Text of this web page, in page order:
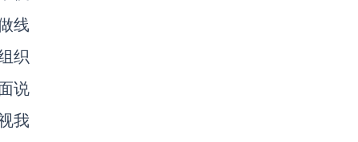
线
织
说
我